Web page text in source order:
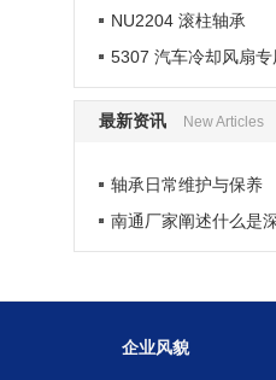
NU2204 滚柱轴承
5307 汽车冷却风扇
最新资讯 New Articles
轴承日常维护与保养
南通厂家阐述什么是
企业风貌